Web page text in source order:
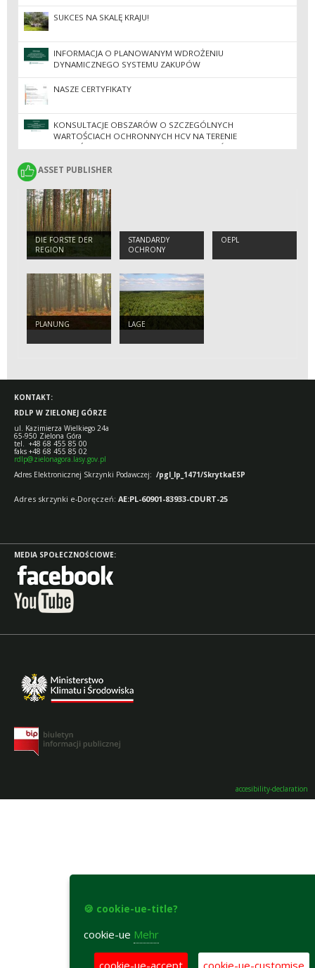
SUKCES NA SKALĘ KRAJU!
INFORMACJA O PLANOWANYM WDROŻENIU
DYNAMICZNEGO SYSTEMU ZAKUPÓW
NASZE CERTYFIKATY
KONSULTACJE OBSZARÓW O SZCZEGÓLNYCH
WARTOŚCIACH OCHRONNYCH HCV NA TERENIE
NADLEŚNICTW REGIONALNEJ DYREKCJI LASÓW
ASSET PUBLISHER
ASSET PUBLISHER
DIE FORSTE DER
REGION
STANDARDY
OCHRONY
MAŁOLETNICH
OEPL
PLANUNG LAGE
KONTAKT:
RDLP W ZIELONEJ GÓRZE
ul. Kazimierza Wielkiego 24a
65-950 Zielona Góra
tel. +48 68 455 85 00
faks +48 68 455 85 02
rdlp@zielonagora.lasy.gov.pl
Adres Elektronicznej Skrzynki Podawczej: /pgl_lp_1471/SkrytkaESP
Adres skrzynki e-Doręczeń: AE:PL-60901-83933-CDURT-25
MEDIA SPOŁECZNOŚCIOWE:
accesibility-declaration
🍪 cookie-ue-title?
cookie-ue Mehr
cookie-ue-accept cookie-ue-customise